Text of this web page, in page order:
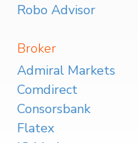
Robo Advisor
Broker
Admiral Markets
Comdirect
Consorsbank
Flatex